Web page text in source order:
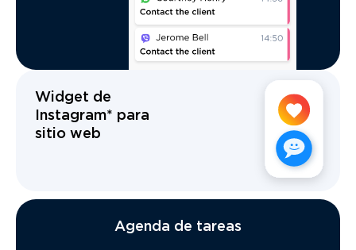
Widget de
Instagram* para
sitio web
Agenda de tareas